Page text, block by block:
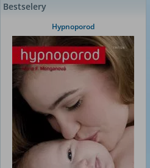
Bestselery
Hypnoporod